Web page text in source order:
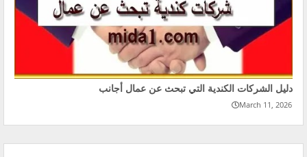
دليل الشركات الكندية التي تبحث عن عمال أجانب
March 11, 2026